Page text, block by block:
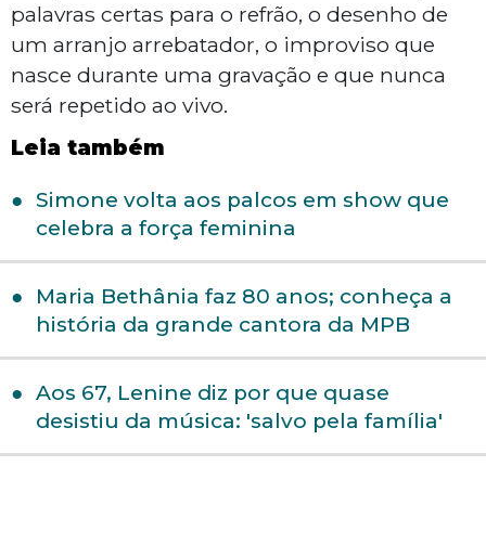
palavras certas para o refrão, o desenho de
um arranjo arrebatador, o improviso que
nasce durante uma gravação e que nunca
será repetido ao vivo.
Leia também
Simone volta aos palcos em show que
celebra a força feminina
Maria Bethânia faz 80 anos; conheça a
história da grande cantora da MPB
Aos 67, Lenine diz por que quase
desistiu da música: 'salvo pela família'